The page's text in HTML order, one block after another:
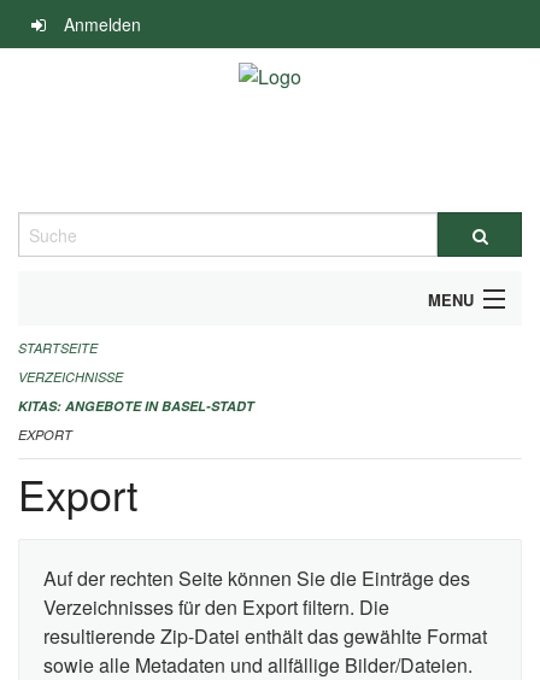
Navigation
überspringen
Anmelden
Suche
MENU
ALLGEMEINE INFORMATIONEN
IMPRESSUM
STARTSEITE
VERZEICHNISSE
KITAS: ANGEBOTE IN BASEL-STADT
EXPORT
Export
Auf der rechten Seite können Sie die Einträge des
Verzeichnisses für den Export filtern. Die
resultierende Zip-Datei enthält das gewählte Format
sowie alle Metadaten und allfällige Bilder/Dateien.